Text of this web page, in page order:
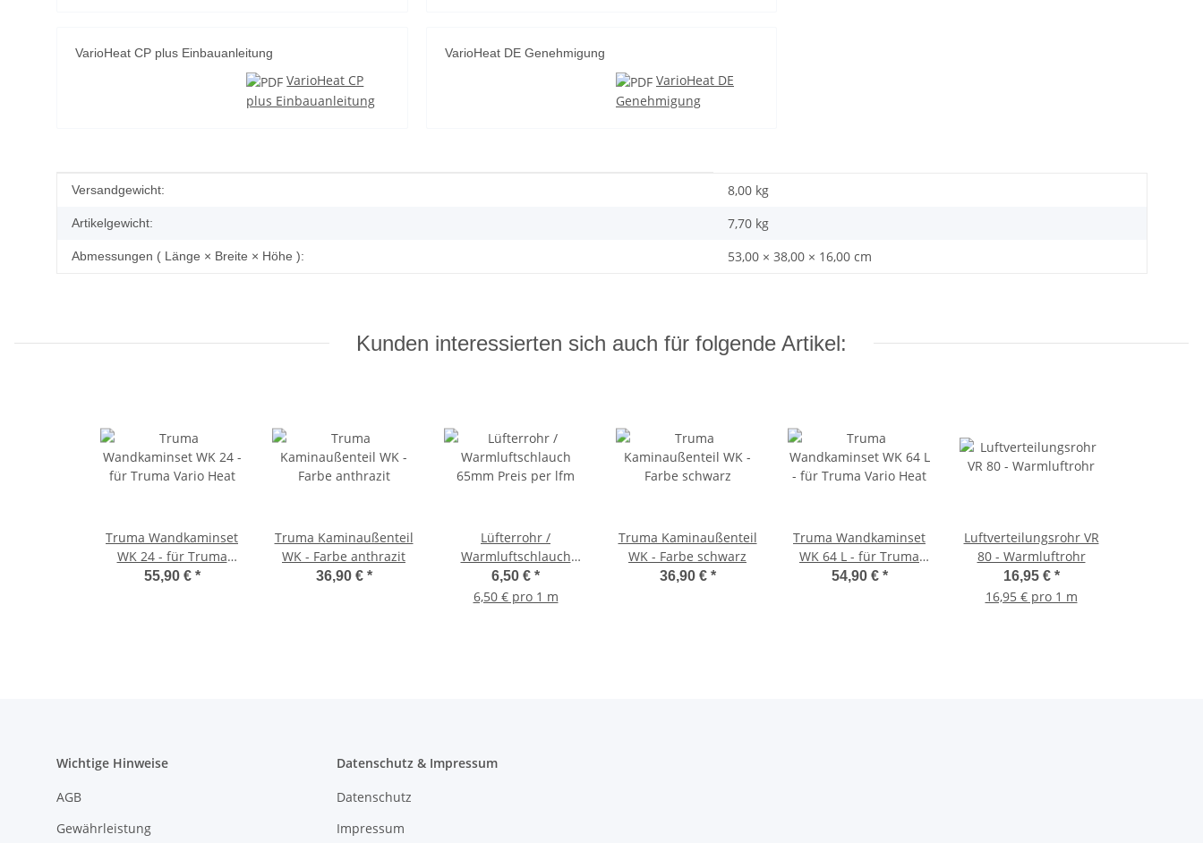
VarioHeat CP plus Einbauanleitung
VarioHeat CP
plus Einbauanleitung
VarioHeat DE Genehmigung
VarioHeat DE
Genehmigung
Produkteigenschaft
Wert
Versandgewicht: 8,00 kg
Artikelgewicht: 7,70 kg
Abmessungen ( Länge × Breite × Höhe ): 53,00 × 38,00 × 16,00 cm
Kunden interessierten sich auch für folgende Artikel:
Truma Wandkaminset
WK 24 - für Truma
Vario Heat
55,90 € *
Truma Kaminaußenteil
WK - Farbe anthrazit
36,90 € *
Lüfterrohr /
Warmluftschlauch
65mm Preis per lfm
6,50 € *
6,50 € pro 1 m
Truma Kaminaußenteil
WK - Farbe schwarz
36,90 € *
Truma Wandkaminset
WK 64 L - für Truma
Vario Heat
54,90 € *
Luftverteilungsrohr VR
80 - Warmluftrohr
16,95 € *
16,95 € pro 1 m
Wichtige Hinweise
AGB
Gewährleistung
Datenschutz & Impressum
Datenschutz
Impressum